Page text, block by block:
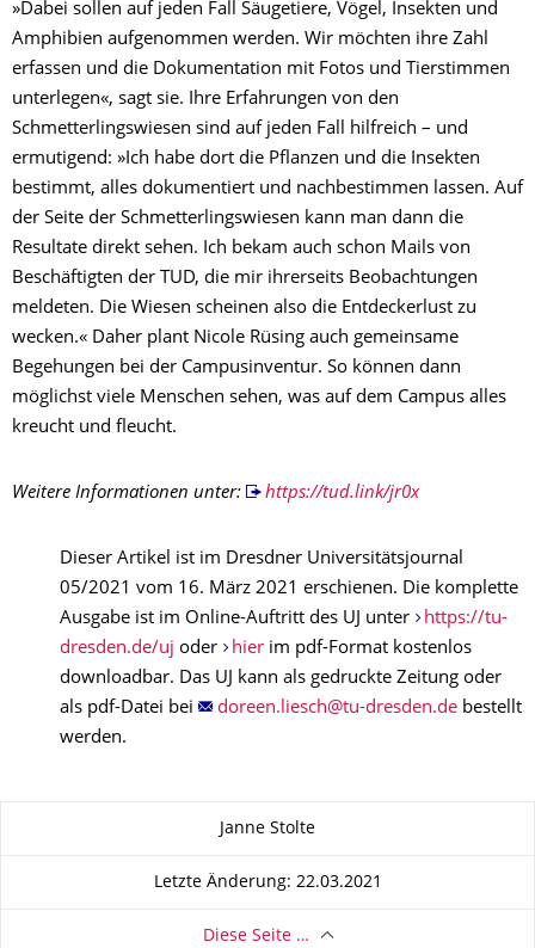
»Dabei sollen auf jeden Fall Säugetiere, Vögel, Insekten und
Amphibien aufgenommen werden. Wir möchten ihre Zahl
erfassen und die Dokumentation mit Fotos und Tierstimmen
unterlegen«, sagt sie. Ihre Erfahrungen von den
Schmetterlingswiesen sind auf jeden Fall hilfreich – und
ermutigend: »Ich habe dort die Pflanzen und die Insekten
bestimmt, alles dokumentiert und nachbestimmen lassen. Auf
der Seite der Schmetterlingswiesen kann man dann die
Resultate direkt sehen. Ich bekam auch schon Mails von
Beschäftigten der TUD, die mir ihrerseits Beobachtungen
meldeten. Die Wiesen scheinen also die Entdeckerlust zu
wecken.« Daher plant Nicole Rüsing auch gemeinsame
Begehungen bei der Campusinventur. So können dann
möglichst viele Menschen sehen, was auf dem Campus alles
kreucht und fleucht.
Weitere Informationen unter: https://tud.link/jr0x
Dieser Artikel ist im Dresdner Universitätsjournal
05/2021 vom 16. März 2021 erschienen. Die komplette
Ausgabe ist im Online-Auftritt des UJ unter
https://tu-
dresden.de/uj oder hierim pdf-Format kostenlos
downloadbar. Das UJ kann als gedruckte Zeitung oder
als pdf-Datei bei
bestellt
werden.
Janne Stolte
Letzte Änderung: 22.03.2021
Diese Seite …